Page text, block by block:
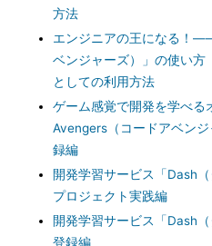
方法
エンジニアの王になる！
ベンジャーズ）」の使い方
としての利用方法
ゲーム感覚で開発を学べる
Avengers（コードアベン
録編
開発学習サービス「Dash
プロジェクト実践編
開発学習サービス「Dash
登録編